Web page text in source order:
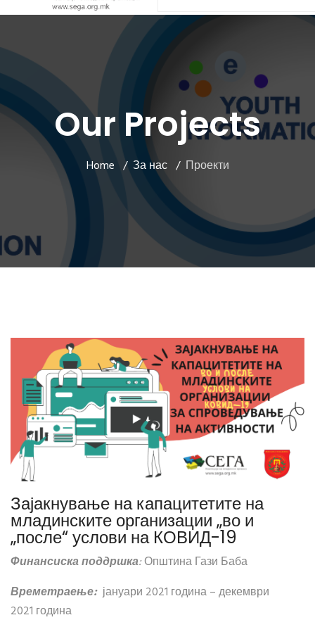
Our Projects
Home За нас Проекти
Зајакнување на капацитетите на
младинските организации „во и
„после“ услови на КОВИД-19
Финансиска поддршка:Општина Гази Баба
Времетраење:јануари 2021 година – декември
2021 година